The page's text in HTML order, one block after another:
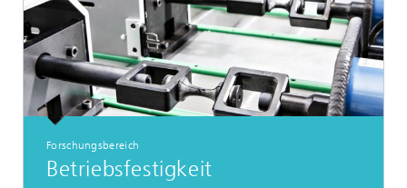
Forschungsbereich
Betriebsfestigkeit